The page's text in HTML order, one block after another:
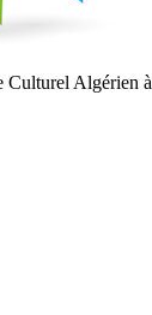
Culturel Algérien à